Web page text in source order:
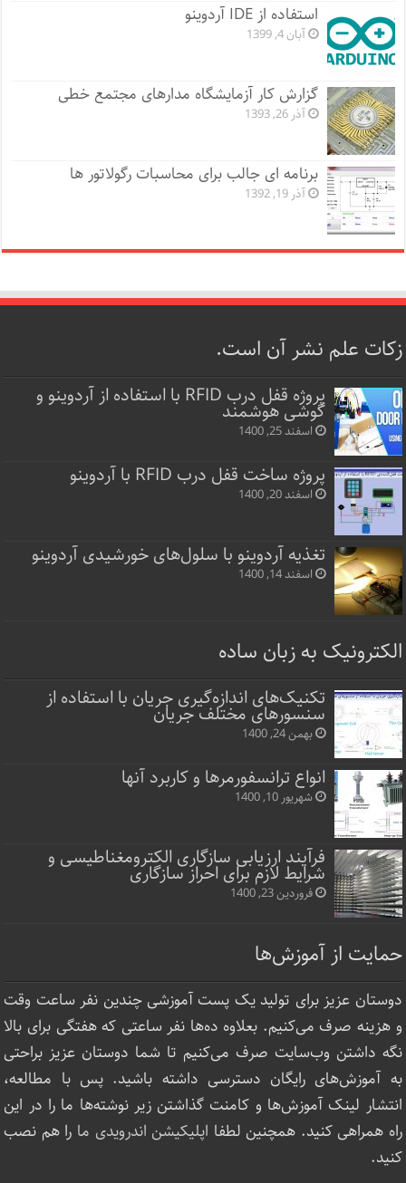
استفاده از IDE آردوینو
آبان 4, 1399
گزارش کار آزمایشگاه مدارهای مجتمع خطی
آذر 26, 1393
برنامه ای جالب برای محاسبات رگولاتور ها
آذر 19, 1392
زکات علم نشر آن است.
پروژه قفل‌ درب RFID با استفاده از آردوینو و
گوشی هوشمند
اسفند 25, 1400
پروژه ساخت قفل‌ درب RFID با آردوینو
اسفند 20, 1400
تغذیه آردوینو با سلول‌های خورشیدی آردوینو
اسفند 14, 1400
الکترونیک به زبان ساده
تکنیک‌های اندازه‌گیری جریان با استفاده از
سنسورهای مختلف جریان
بهمن 24, 1400
انواع ترانسفورمرها و کاربرد آنها
شهریور 10, 1400
فرآیند ارزیابی سازگاری الکترومغناطیسی و
شرایط لازم برای احراز سازگاری
فروردین 23, 1400
حمایت از آموزش‌ها
دوستان عزیز برای تولید یک پست آموزشی چندین نفر ساعت‌ وقت
و هزینه صرف می‌کنیم. بعلاوه ده‌ها نفر ساعتی که هفتگی برای بالا
نگه داشتن وب‌سایت صرف ‌می‌کنیم تا شما دوستان عزیز براحتی
به آموزش‌های رایگان دسترسی داشته باشید. پس با مطالعه،
انتشار لینک‌ آموزش‌ها و کامنت گذاشتن زیر نوشته‌‌ها ما را در این
راه همراهی کنید. همچنین لطفا اپلیکیشن اندرویدی ما را هم نصب
کنید.